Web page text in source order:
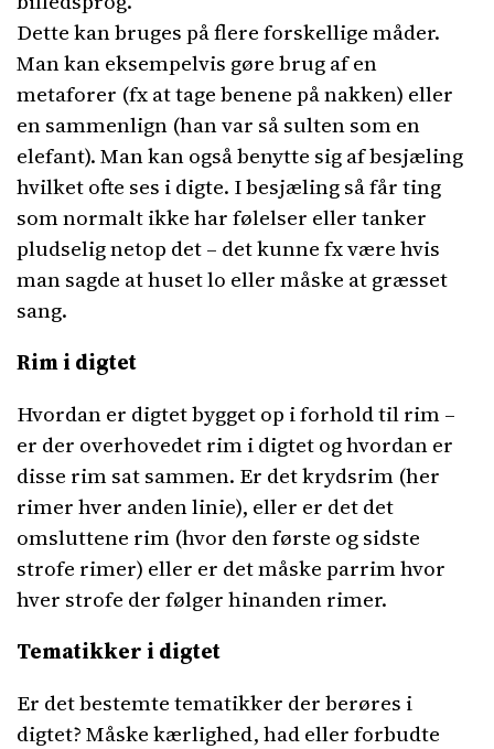
Dette kan bruges på flere forskellige måder.
Man kan eksempelvis gøre brug af en
metaforer (fx at tage benene på nakken) eller
en sammenlign (han var så sulten som en
elefant). Man kan også benytte sig af besjæling
hvilket ofte ses i digte. I besjæling så får ting
som normalt ikke har følelser eller tanker
pludselig netop det – det kunne fx være hvis
man sagde at huset lo eller måske at græsset
sang.
Rim i digtet
Hvordan er digtet bygget op i forhold til rim –
er der overhovedet rim i digtet og hvordan er
disse rim sat sammen. Er det krydsrim (her
rimer hver anden linie), eller er det det
omsluttene rim (hvor den første og sidste
strofe rimer) eller er det måske parrim hvor
hver strofe der følger hinanden rimer.
Tematikker i digtet
Er det bestemte tematikker der berøres i
digtet? Måske kærlighed, had eller forbudte